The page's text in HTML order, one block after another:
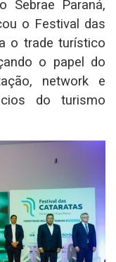
Sebrae Paraná,
o Festival das
o trade turístico
o papel do
network e
do turismo